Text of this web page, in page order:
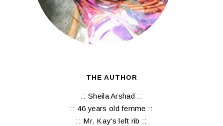
THE AUTHOR
:: Sheila Arshad ::
:: 46 years old femme ::
:: Mr. Kay's left rib ::